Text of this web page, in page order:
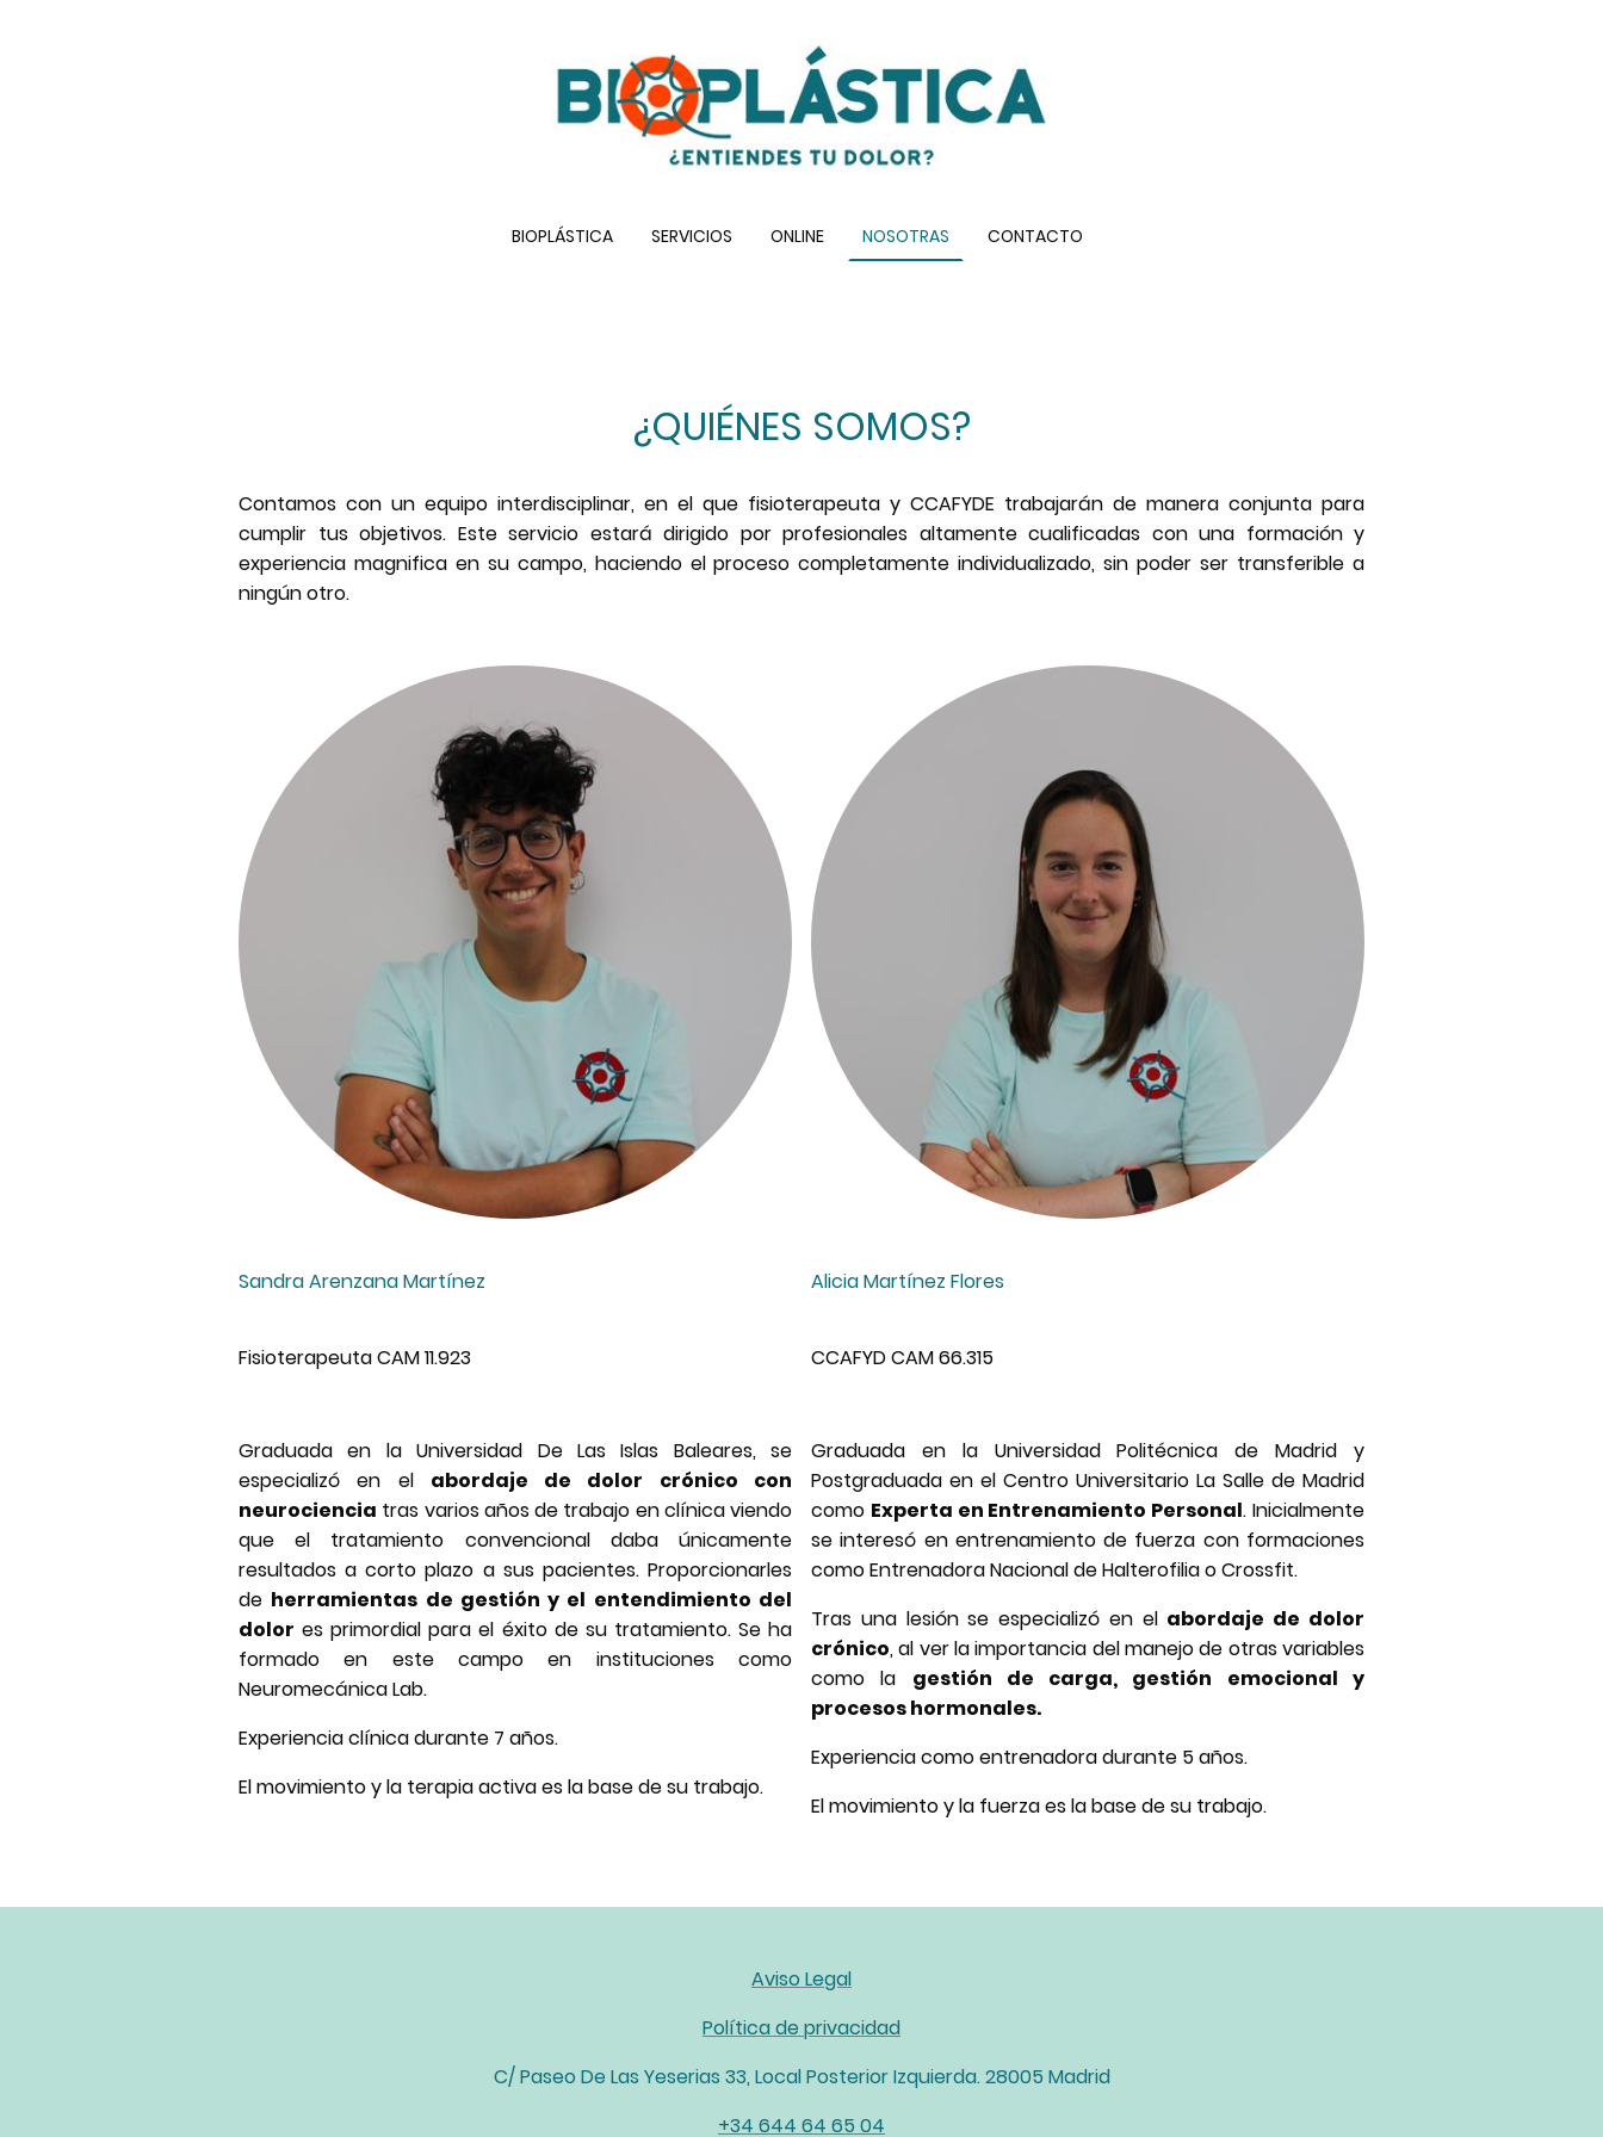
BIOPLÁSTICA SERVICIOS ONLINE NOSOTRAS CONTACTO
¿QUIÉNES SOMOS?
Contamos con un equipo interdisciplinar, en el que fisioterapeuta y CCAFYDE trabajarán de manera conjunta para
cumplir tus objetivos. Este servicio estará dirigido por profesionales altamente cualificadas con una formación y
experiencia magnifica en su campo, haciendo el proceso completamente individualizado, sin poder ser transferible a
ningún otro.
Sandra Arenzana Martínez
Fisioterapeuta CAM 11.923
Graduada en la Universidad De Las Islas Baleares, se
especializó en el abordaje de dolor crónico con
neurociencia tras varios años de trabajo en clínica viendo
que el tratamiento convencional daba únicamente
resultados a corto plazo a sus pacientes. Proporcionarles
de herramientas de gestión y el entendimiento del
dolor es primordial para el éxito de su tratamiento. Se ha
formado en este campo en instituciones como
Neuromecánica Lab.
Experiencia clínica durante 7 años.
El movimiento y la terapia activa es la base de su trabajo.
Alicia Martínez Flores
CCAFYD CAM 66.315
Graduada en la Universidad Politécnica de Madrid y
Postgraduada en el Centro Universitario La Salle de Madrid
como Experta en Entrenamiento Personal. Inicialmente
se interesó en entrenamiento de fuerza con formaciones
como Entrenadora Nacional de Halterofilia o Crossfit.
Tras una lesión se especializó en el abordaje de dolor
crónico, al ver la importancia del manejo de otras variables
como la gestión de carga, gestión emocional y
procesos hormonales.
Experiencia como entrenadora durante 5 años.
El movimiento y la fuerza es la base de su trabajo.
Aviso Legal
Política de privacidad
C/ Paseo De Las Yeserias 33, Local Posterior Izquierda. 28005 Madrid
+34 644 64 65 04